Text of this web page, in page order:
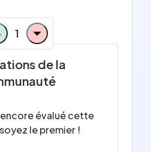
1
de la
encore évalué cette
le premier !